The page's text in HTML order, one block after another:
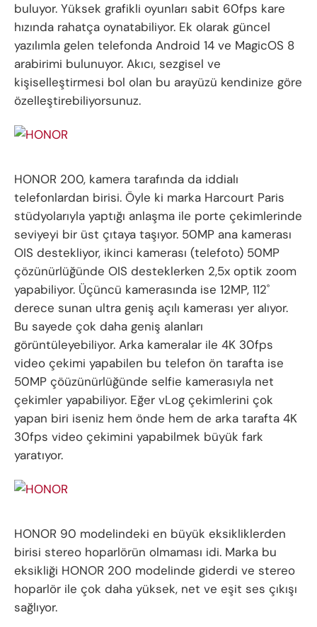
buluyor. Yüksek grafikli oyunları sabit 60fps kare
hızında rahatça oynatabiliyor. Ek olarak güncel
yazılımla gelen telefonda Android 14 ve MagicOS 8
arabirimi bulunuyor. Akıcı, sezgisel ve
kişiselleştirmesi bol olan bu arayüzü kendinize göre
özelleştirebiliyorsunuz.
HONOR 200, kamera tarafında da iddialı
telefonlardan birisi. Öyle ki marka Harcourt Paris
stüdyolarıyla yaptığı anlaşma ile porte çekimlerinde
seviyeyi bir üst çıtaya taşıyor. 50MP ana kamerası
OIS destekliyor, ikinci kamerası (telefoto) 50MP
çözünürlüğünde OIS desteklerken 2,5x optik zoom
yapabiliyor. Üçüncü kamerasında ise 12MP, 112˚
derece sunan ultra geniş açılı kamerası yer alıyor.
Bu sayede çok daha geniş alanları
görüntüleyebiliyor. Arka kameralar ile 4K 30fps
video çekimi yapabilen bu telefon ön tarafta ise
50MP çöüzünürlüğünde selfie kamerasıyla net
çekimler yapabiliyor. Eğer vLog çekimlerini çok
yapan biri iseniz hem önde hem de arka tarafta 4K
30fps video çekimini yapabilmek büyük fark
yaratıyor.
HONOR 90 modelindeki en büyük eksikliklerden
birisi stereo hoparlörün olmaması idi. Marka bu
eksikliği HONOR 200 modelinde giderdi ve stereo
hoparlör ile çok daha yüksek, net ve eşit ses çıkışı
sağlıyor.